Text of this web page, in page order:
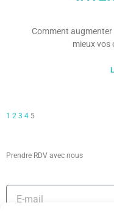
Comment
mieux vos
1 2 3 4 5
Prendre RDV avec nous